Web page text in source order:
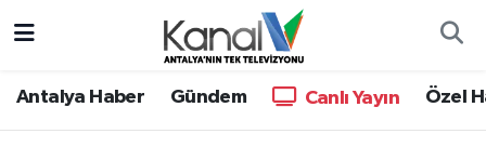
Antalya Haber Gündem Canlı Yayın Özel
Antalya Haber
Hava Durumu